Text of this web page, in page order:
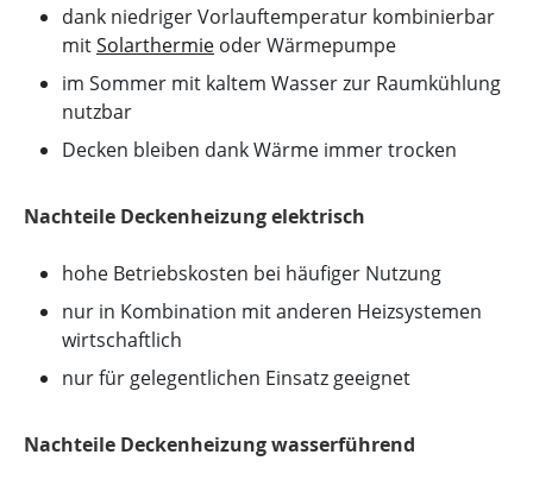
dank niedriger Vorlauftemperatur kombinierbar
mitSolarthermie oder Wärmepumpe
im Sommer mit kaltem Wasser zur Raumkühlung
nutzbar
Decken bleiben dank Wärme immer trocken
Nachteile Deckenheizung elektrisch
hohe Betriebskosten bei häufiger Nutzung
nur in Kombination mit anderen Heizsystemen
wirtschaftlich
nur für gelegentlichen Einsatz geeignet
Nachteile Deckenheizung wasserführend